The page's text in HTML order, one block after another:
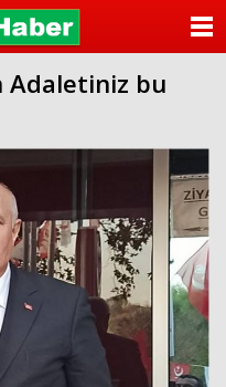
Adaletiniz bu
ANASAYFA
KATEGORİLER
ANKETLER
FOTO GALERİ
VİDEO GALERİ
KÜNYE